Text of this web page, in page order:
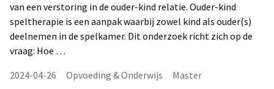
van een verstoring in de ouder-kind relatie. Ouder-kind
speltherapie is een aanpak waarbij zowel kind als ouder(s)
deelnemen in de spelkamer. Dit onderzoek richt zich op de
vraag: Hoe …
2024-04-26
Opvoeding & Onderwijs Master